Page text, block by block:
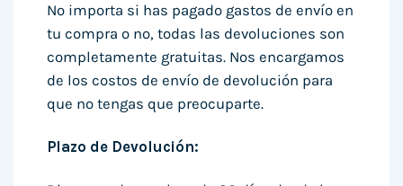
No importa si has pagado gastos de envío en
tu compra o no, todas las devoluciones son
completamente gratuitas. Nos encargamos
de los costos de envío de devolución para
que no tengas que preocuparte.
Plazo de Devolución: